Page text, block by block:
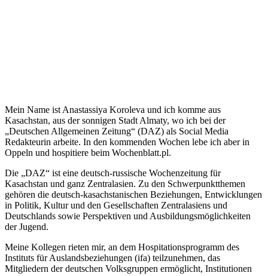
Mein Name ist Anastassiya Koroleva und ich komme aus
Kasachstan, aus der sonnigen Stadt Almaty, wo ich bei der
„Deutschen Allgemeinen Zeitung“ (DAZ) als Social Media
Redakteurin arbeite. In den kommenden Wochen lebe ich aber in
Oppeln und hospitiere beim Wochenblatt.pl.
Die „DAZ“ ist eine deutsch-russische Wochenzeitung für
Kasachstan und ganz Zentralasien. Zu den Schwerpunktthemen
gehören die deutsch-kasachstanischen Beziehungen, Entwicklungen
in Politik, Kultur und den Gesellschaften Zentralasiens und
Deutschlands sowie Perspektiven und Ausbildungsmöglichkeiten
der Jugend.
Meine Kollegen rieten mir, an dem Hospitationsprogramm des
Instituts für Auslandsbeziehungen (ifa) teilzunehmen, das
Mitgliedern der deutschen Volksgruppen ermöglicht, Institutionen